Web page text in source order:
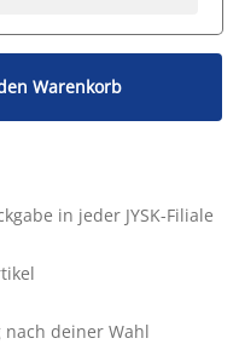
Warenkorb
in jeder JYSK-Filiale
deiner Wahl